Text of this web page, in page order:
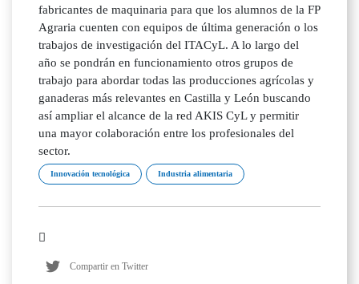
fabricantes de maquinaria para que los alumnos de la FP
Agraria cuenten con equipos de última generación o los
trabajos de investigación del ITACyL. A lo largo del
año se pondrán en funcionamiento otros grupos de
trabajo para abordar todas las producciones agrícolas y
ganaderas más relevantes en Castilla y León buscando
así ampliar el alcance de la red AKIS CyL y permitir
una mayor colaboración entre los profesionales del
sector.
Innovación tecnológica Industria alimentaria
Compartir en Twitter